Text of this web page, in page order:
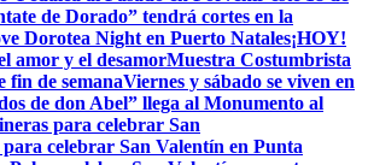
de Dorado” tendrá cortes en la
Dorotea Night en Puerto Natales¡HOY!
amor y el desamorMuestra Costumbrista
fin de semanaViernes y sábado se viven en
de don Abel” llega al Monumento al
para celebrar San
celebrar San Valentín en Punta